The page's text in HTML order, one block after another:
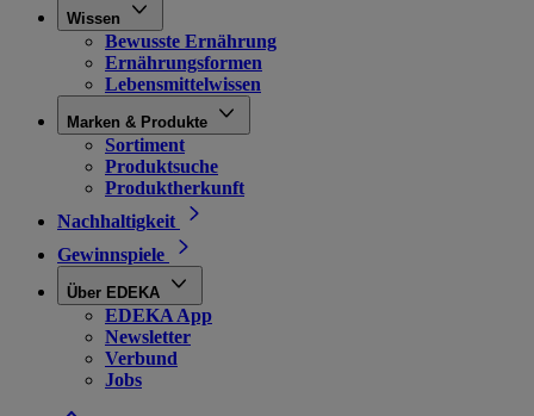
Wissen
Bewusste Ernährung
Ernährungsformen
Lebensmittelwissen
Marken & Produkte
Sortiment
Produktsuche
Produktherkunft
Nachhaltigkeit
Gewinnspiele
Über EDEKA
EDEKA App
Newsletter
Verbund
Jobs